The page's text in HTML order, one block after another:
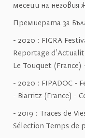
месеци на неговия
Премиерата за
- 2020 : FIGRA
Reportage
Le Touquet
- 2020 : FIPADOC -
- Biarritz (France) -
- 2019 : Traces de
Sélection Temps de